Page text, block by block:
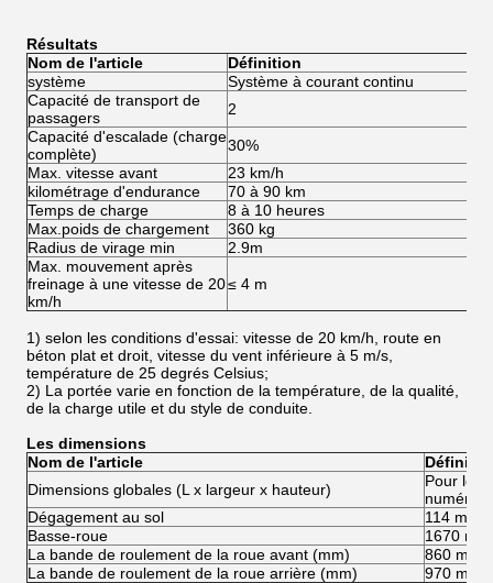
Résultats
Nom de l'article
Définition
système
Système à courant continu
Capacité de transport de
passagers
2
Capacité d'escalade (charge
complète)
30%
Max. vitesse avant
23 km/h
kilométrage d'endurance
70 à 90 km
Temps de charge
8 à 10 heures
Max.poids de chargement
360 kg
Radius de virage min
2.9m
Max. mouvement après
freinage à une vitesse de 20
km/h
≤ 4 m
1) selon les conditions d'essai: vitesse de 20 km/h, route en
béton plat et droit, vitesse du vent inférieure à 5 m/s,
température de 25 degrés Celsius;
2) La portée varie en fonction de la température, de la qualité,
de la charge utile et du style de conduite.
Les dimensions
Nom de l'article
Dimensions globales (L x largeur x hauteur)
Pour les
Dégagement au sol
114 mm
Basse-roue
1670 mm
La bande de roulement de la roue avant (mm)
860 mm
La bande de roulement de la roue arrière (mm)
970 mm